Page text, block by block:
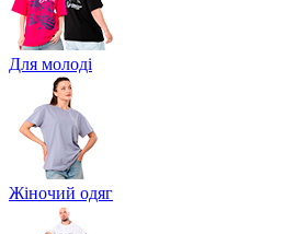
Для молоді
Жіночий одяг